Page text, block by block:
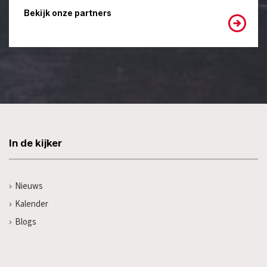
Bekijk onze partners
In de kijker
Nieuws
Kalender
Blogs